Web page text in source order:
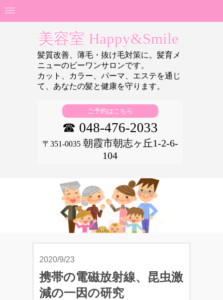
美容室 Happy&Smile
髪質改善、薄毛・抜け毛対策に。髪育メ
ニューのビーワンサロンです。
カット、カラー、パーマ、エステを通じ
て、あなたの髪と健康を守ります。
ご予約はこちら
☎ 048-476-2033
〒351-0035朝霞市朝志ヶ丘1-2-6-
104
2020/9/23
携帯の電磁放射線、昆虫激
減の一因の研究